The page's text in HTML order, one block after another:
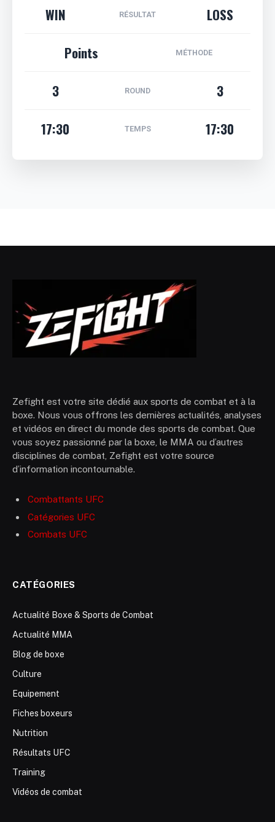
WIN RÉSULTAT
LOSS
Points
MÉTHODE
3 ROUND
3
17:30
TEMPS 17:30
Zefight est votre site dédié aux sports de combat et à la
boxe. Nous vous offrons les dernières actualités, analyses
et vidéos en direct du monde des sports de combat. Que
vous soyez passionné par la boxe, le MMA ou d’autres
disciplines de combat, Zefight est votre source
d’information incontournable.
Combattants UFC
Catégories UFC
Combats UFC
CATÉGORIES
Actualité Boxe & Sports de Combat
Actualité MMA
Blog de boxe
Culture
Equipement
Fiches boxeurs
Nutrition
Résultats UFC
Training
Vidéos de combat